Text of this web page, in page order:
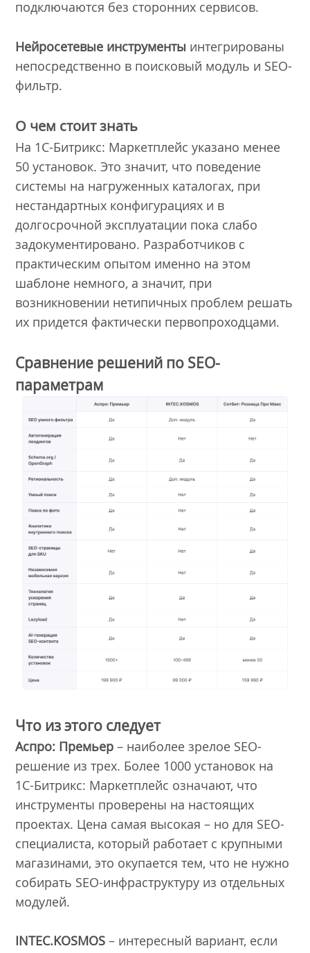
подключаются без сторонних сервисов.
Нейросетевые инструменты интегрированы
непосредственно в поисковый модуль и SEO-
фильтр.
О чем стоит знать
На 1С-Битрикс: Маркетплейс указано менее
50 установок. Это значит, что поведение
системы на нагруженных каталогах, при
нестандартных конфигурациях и в
долгосрочной эксплуатации пока слабо
задокументировано. Разработчиков с
практическим опытом именно на этом
шаблоне немного, а значит, при
возникновении нетипичных проблем решать
их придется фактически первопроходцами.
Сравнение решений по SEO-
параметрам
Что из этого следует
Аспро: Премьер – наиболее зрелое SEO-
решение из трех. Более 1000 установок на
1С-Битрикс: Маркетплейс означают, что
инструменты проверены на настоящих
проектах. Цена самая высокая – но для SEO-
специалиста, который работает с крупными
магазинами, это окупается тем, что не нужно
собирать SEO-инфраструктуру из отдельных
модулей.
INTEC.KOSMOS – интересный вариант, если